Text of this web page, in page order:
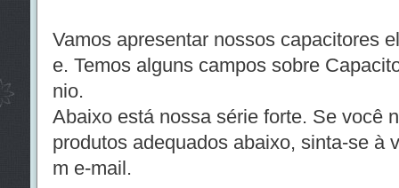
Vamos apresentar nossos capacitores
e. Temos alguns campos sobre
nio.
Abaixo está nossa série forte. Se você
produtos adequados abaixo, sinta-se à
m e-mail.